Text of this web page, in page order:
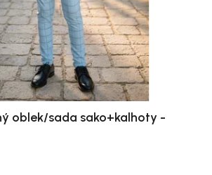
oblek/sada sako+kalhoty -